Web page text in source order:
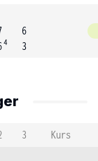
4
6
3
3
Kurs